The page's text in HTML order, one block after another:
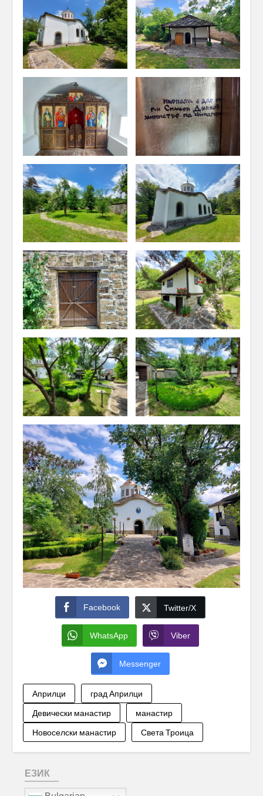
Facebook Twitter/X
WhatsApp Viber
Messenger
Априлци
град Априлци
Девически манастир
манастир
Новоселски манастир
Света Троица
ЕЗИК